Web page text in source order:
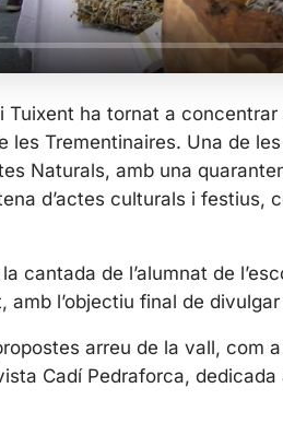
Tuixent ha tornat a
les Trementinaires. Una de
Naturals, amb una
d’actes culturals i festius,
cantada de l’alumnat de
amb l’objectiu final de
arreu de la vall, com
Cadí Pedraforca, dedicada